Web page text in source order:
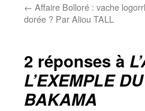
← Affaire Bolloré : vache
dorée ? Par Aliou TALL
2 réponses à
L’EXEMPLE
BAKAMA